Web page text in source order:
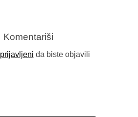
Komentariši
prijavljeni da biste objavili